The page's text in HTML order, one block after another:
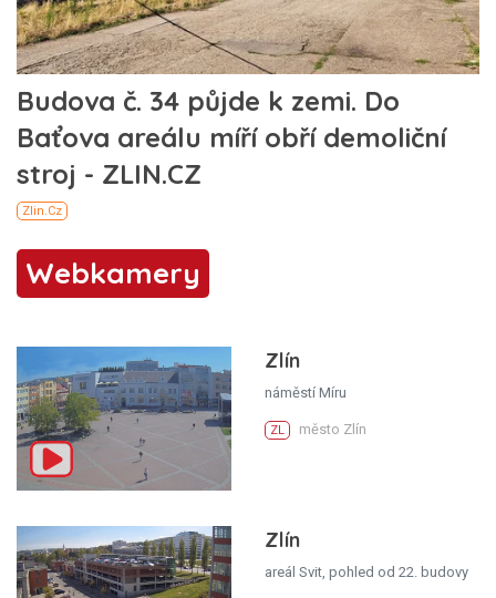
Webkamery
Zlín
náměstí Míru
ZL město Zlín
Zlín
areál Svit, pohled od 22. budovy